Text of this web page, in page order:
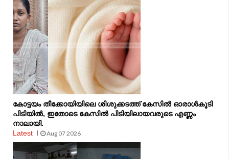
കോട്ടയം തീക്കോയിയിലെ ശിശുക്കടത്ത് കേസിൽ ഓരാൾകൂടി
പിടിയിൽ, ഇതോടെ കേസിൽ പിടിയിലായവരുടെ എണ്ണം
നാലായി.
Latest
Aug 07 2026